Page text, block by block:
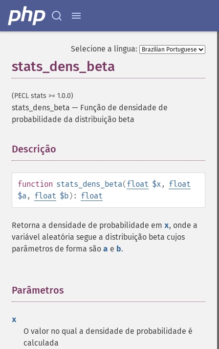
Selecione a língua:
stats_dens_beta
(PECL stats >= 1.0.0)
stats_dens_beta — Função de densidade de
probabilidade da distribuição beta
Descrição
function stats_dens_beta(float $x, float
$a, float $b): float
Retorna a densidade de probabilidade em x, onde a
variável aleatória segue a distribuição beta cujos
parâmetros de forma são a e b.
Parâmetros
x
O valor no qual a densidade de probabilidade é
calculada